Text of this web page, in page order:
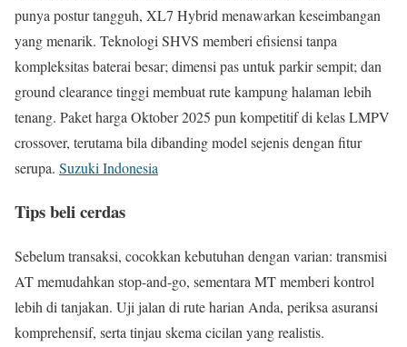
punya postur tangguh, XL7 Hybrid menawarkan keseimbangan
yang menarik. Teknologi SHVS memberi efisiensi tanpa
kompleksitas baterai besar; dimensi pas untuk parkir sempit; dan
ground clearance tinggi membuat rute kampung halaman lebih
tenang. Paket harga Oktober 2025 pun kompetitif di kelas LMPV
crossover, terutama bila dibanding model sejenis dengan fitur
serupa. Suzuki Indonesia
Tips beli cerdas
Sebelum transaksi, cocokkan kebutuhan dengan varian: transmisi
AT memudahkan stop-and-go, sementara MT memberi kontrol
lebih di tanjakan. Uji jalan di rute harian Anda, periksa asuransi
komprehensif, serta tinjau skema cicilan yang realistis.